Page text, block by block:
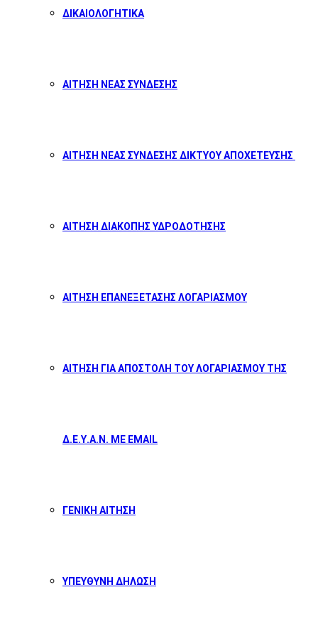
ΔΙΚΑΙΟΛΟΓΗΤΙΚΑ
ΑΙΤΗΣΗ ΝΕΑΣ ΣΥΝΔΕΣΗΣ
ΑΙΤΗΣΗ ΝΕΑΣ ΣΥΝΔΕΣΗΣ ΔΙΚΤΥΟΥ ΑΠΟΧΕΤΕΥΣΗΣ
ΑΙΤΗΣΗ ΔΙΑΚΟΠΗΣ ΥΔΡΟΔΟΤΗΣΗΣ
ΑΙΤΗΣΗ ΕΠΑΝΕΞΕΤΑΣΗΣ ΛΟΓΑΡΙΑΣΜΟΥ
ΑΙΤΗΣΗ ΓΙΑ ΑΠΟΣΤΟΛΗ ΤΟΥ ΛΟΓΑΡΙΑΣΜΟΥ ΤΗΣ
Δ.Ε.Υ.Α.Ν. ΜΕ EMAIL
ΓΕΝΙΚΗ ΑΙΤΗΣΗ
ΥΠΕΥΘΥΝΗ ΔΗΛΩΣΗ